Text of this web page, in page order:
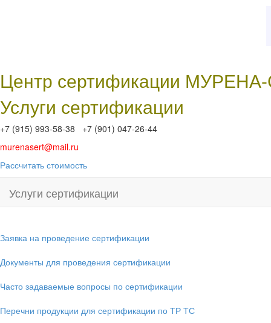
Центр сертификации
Услуги сертификации
+7 (915) 993-58-38 +7 (901) 047-26-44
murenasert@mail.ru
Рассчитать стоимость
Услуги сертификации
Заявка на проведение сертификации
Документы для проведения сертификации
Часто задаваемые вопросы по сертификации
Перечни продукции для сертификации по ТР ТС